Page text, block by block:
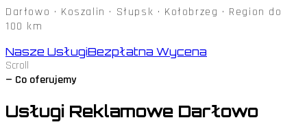
Darłowo · Koszalin · Słupsk · Kołobrzeg · Region do
100 km
Nasze UsługiBezpłatna Wycena
Scroll
— Co oferujemy
Usługi Reklamowe Darłowo